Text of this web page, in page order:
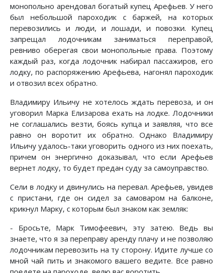
монопольно арендовал богатый купец Арефьев. У него
был небольшой пароходик с баржей, на которых
перевозились и люди, и лошади, и повозки. Купец
запрещал лодочникам заниматься переправой,
ревниво оберегая свои монопольные права. Поэтому
каждый раз, когда лодочник набирал пассажиров, его
лодку, по распоряжению Арефьева, нагонял пароходик
и отвозил всех обратно.
Владимиру Ильичу не хотелось ждать перевоза, и он
уговорил Марка Елизарова ехать на лодке. Лодочники
не соглашались везти, боясь купца и заявляя, что все
равно он воротит их обратно. Однако Владимиру
Ильичу удалось-таки уговорить одного из них поехать,
причем он энергично доказывал, что если Арефьев
вернет лодку, то будет предан суду за самоуправство.
Сели в лодку и двинулись на перевал. Арефьев, увидев
с пристани, где он сидел за самоваром на балконе,
крикнул Марку, с которым был знаком как земляк:
- Бросьте, Марк Тимофеевич, эту затею. Ведь вы
знаете, что я за переправу аренду плачу и не позволяю
лодочникам перевозить на ту сторону. Идите лучше со
мной чай пить и знакомого вашего ведите. Все равно